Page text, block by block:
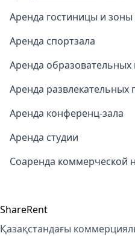
Аренда гостиницы и зоны
Аренда спортзала
Аренда
Аренда
Аренда конференц-зала
Аренда студии
Соаренда коммерческой
ShareRent
Қазақстандағы